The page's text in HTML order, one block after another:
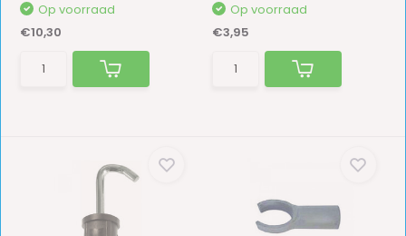
Op voorraad
€10,30
Op voorraad
€3,95